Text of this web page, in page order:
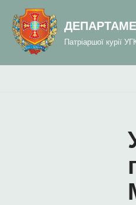
вмісту
Перейти
вмісту
Патріаршої курії